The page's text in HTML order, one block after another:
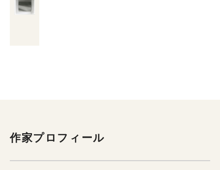
作家プロフィール